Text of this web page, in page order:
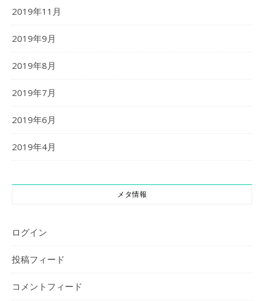
2019年11月
2019年9月
2019年8月
2019年7月
2019年6月
2019年4月
メタ情報
ログイン
投稿フィード
コメントフィード